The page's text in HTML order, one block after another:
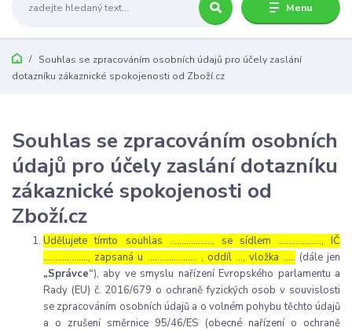
Menu
Souhlas se zpracováním osobních údajů pro účely zaslání
dotazníku zákaznické spokojenosti od Zboží.cz
Souhlas se zpracováním osobních
údajů pro účely zaslání dotazníku
zákaznické spokojenosti od
Zboží.cz
Udělujete tímto souhlas ……………..., se sídlem ………………, IČ
………………., zapsaná u ………………… , oddíl …, vložka ….. (dále jen
„Správce“), aby ve smyslu nařízení Evropského parlamentu a
Rady (EU) č. 2016/679 o ochraně fyzických osob v souvislosti
se zpracováním osobních údajů a o volném pohybu těchto údajů
a o zrušení směrnice 95/46/ES (obecné nařízení o ochraně